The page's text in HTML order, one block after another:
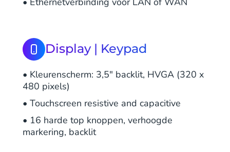
Display | Keypad
• Kleurenscherm: 3,5" backlit, HVGA (320 x
480 pixels)
• Touchscreen resistive and capacitive
• 16 harde top knoppen, verhoogde
markering, backlit